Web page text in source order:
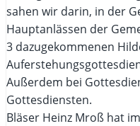
sahen wir darin, in der
Hauptanlässen der
3 dazugekommenen
Außerdem bei
Gottesdiensten.
Bläser Heinz Mroß hat